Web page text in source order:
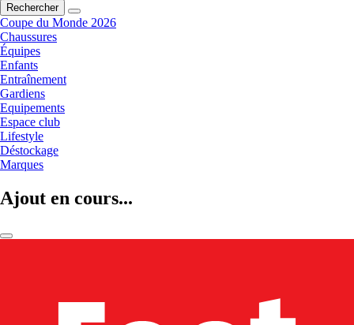
Rechercher
Coupe du Monde 2026
Chaussures
Équipes
Enfants
Entraînement
Gardiens
Equipements
Espace club
Lifestyle
Déstockage
Marques
Ajout en cours...